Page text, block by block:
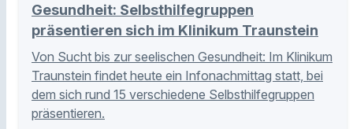
Gesundheit: Selbsthilfegruppen
präsentieren sich im Klinikum Traunstein
Von Sucht bis zur seelischen Gesundheit: Im Klinikum
Traunstein findet heute ein Infonachmittag statt, bei
dem sich rund 15 verschiedene Selbsthilfegruppen
präsentieren.